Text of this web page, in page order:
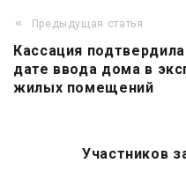
Навигация
по
записям
Предыдущая статья
Кассация
дате ввода дома в
жилых помещений
Участников